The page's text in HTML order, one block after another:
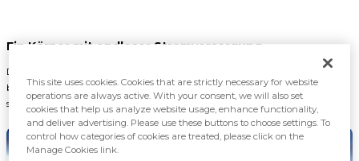
Ein Körper mit endloser Stromversorgung
Dieses Pokémon nimmt Elektronen auf, um zu überleben. Sein Körper
besteht überwiegend aus elektrischer Energie. Seine Elektro-Attacken
sollen stärker sein als die aller anderen Pokémon dieses Typs.
This site uses cookies. Cookies that are strictly necessary for website
operations are always active. With your consent, we will also set
cookies that help us analyze website usage, enhance functionality,
and deliver advertising. Please use these buttons to choose settings. To
control how categories of cookies are treated, please click on the
Manage Cookies link.